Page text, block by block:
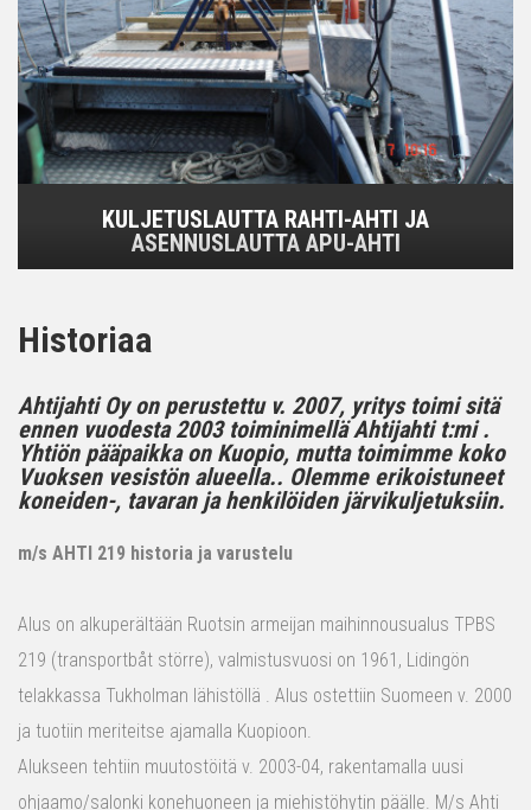
KULJETUSLAUTTA RAHTI-AHTI JA
ASENNUSLAUTTA APU-AHTI
Historiaa
Ahtijahti Oy on perustettu v. 2007, yritys toimi sitä
ennen vuodesta 2003 toiminimellä Ahtijahti t:mi .
Yhtiön pääpaikka on Kuopio, mutta toimimme koko
Vuoksen vesistön alueella.. Olemme erikoistuneet
koneiden-, tavaran ja henkilöiden järvikuljetuksiin.
m/s AHTI 219 historia ja varustelu
Alus on alkuperältään Ruotsin armeijan maihinnousualus TPBS
219 (transportbåt större), valmistusvuosi on 1961, Lidingön
telakkassa Tukholman lähistöllä . Alus ostettiin Suomeen v. 2000
ja tuotiin meriteitse ajamalla Kuopioon.
Alukseen tehtiin muutostöitä v. 2003-04, rakentamalla uusi
ohjaamo/salonki konehuoneen ja miehistöhytin päälle. M/s Ahti